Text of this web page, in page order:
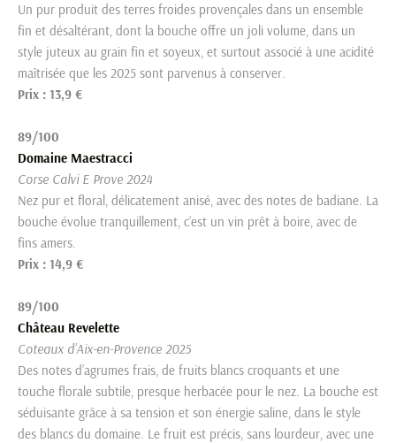
Un pur produit des terres froides provençales dans un ensemble
fin et désaltérant, dont la bouche offre un joli volume, dans un
style juteux au grain fin et soyeux, et surtout associé à une acidité
maîtrisée que les 2025 sont parvenus à conserver.
Prix : 13,9 €
89/100
Domaine Maestracci
Corse Calvi E Prove 2024
Nez pur et floral, délicatement anisé, avec des notes de badiane. La
bouche évolue tranquillement, c’est un vin prêt à boire, avec de
fins amers.
Prix : 14,9 €
89/100
Château Revelette
Coteaux d’Aix-en-Provence 2025
Des notes d’agrumes frais, de fruits blancs croquants et une
touche florale subtile, presque herbacée pour le nez. La bouche est
séduisante grâce à sa tension et son énergie saline, dans le style
des blancs du domaine. Le fruit est précis, sans lourdeur, avec une